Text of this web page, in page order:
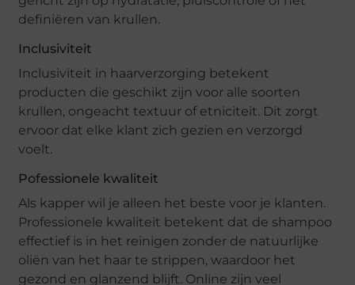
definiëren van krullen.
Inclusiviteit
Inclusiviteit in haarverzorging betekent
producten die geschikt zijn voor alle soorten
krullen, ongeacht textuur of etniciteit. Dit zorgt
ervoor dat elke klant zich gezien en verzorgd
voelt.
Pofessionele kwaliteit
Als kapper wil je alleen het beste voor je klanten.
Professionele kwaliteit betekent dat de shampoo
effectief is in het reinigen zonder de natuurlijke
oliën van het haar te strippen, waardoor het
gezond en glanzend blijft. Online zijn veel